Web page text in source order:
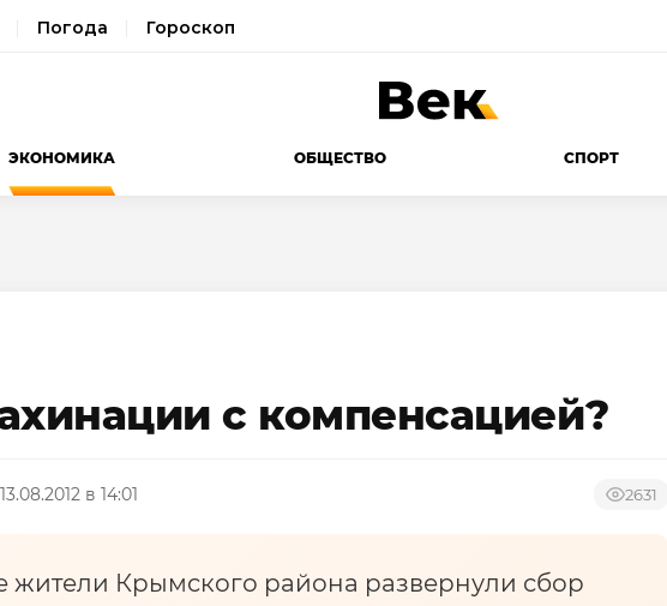
Погода Гороскоп
ЭКОНОМИКА ОБЩЕСТВО СПОРТ
с компенсацией?
13.08.2012 в 14:01 2631
жители Крымского района развернули сбор